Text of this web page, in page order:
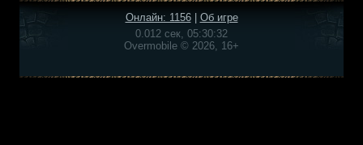
Онлайн: 1156| Об игре
0.012 сек, 05:30:32
Overmobile © 2026, 16+